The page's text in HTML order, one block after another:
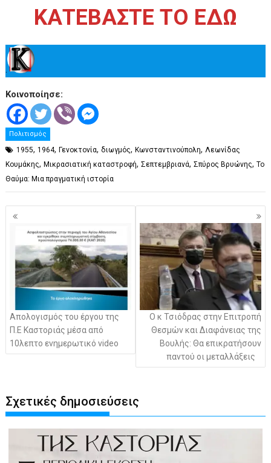
ΚΑΤΕΒΑΣΤΕ ΤΟ ΕΔΩ
.
Κοινοποίησε:
Πολιτισμός
1955,1964,Γενοκτονία,διωγμός,Κωνσταντινούπολη, Λεωνίδας
Κουμάκης,Μικρασιατική καταστροφή,Σεπτεμβριανά,Σπύρος Βρυώνης,Το
Θαύμα: Μια πραγματική ιστορία
Πλοήγηση
άρθρων
Απολογισμός του έργου της
Π.Ε Καστοριάς μέσα από
10λεπτο ενημερωτικό video
Ο κ Τσιόδρας στην Επιτροπή
Θεσμών και Διαφάνειας της
Βουλής: Θα επικρατήσουν
παντού οι μεταλλάξεις
Σχετικές δημοσιεύσεις